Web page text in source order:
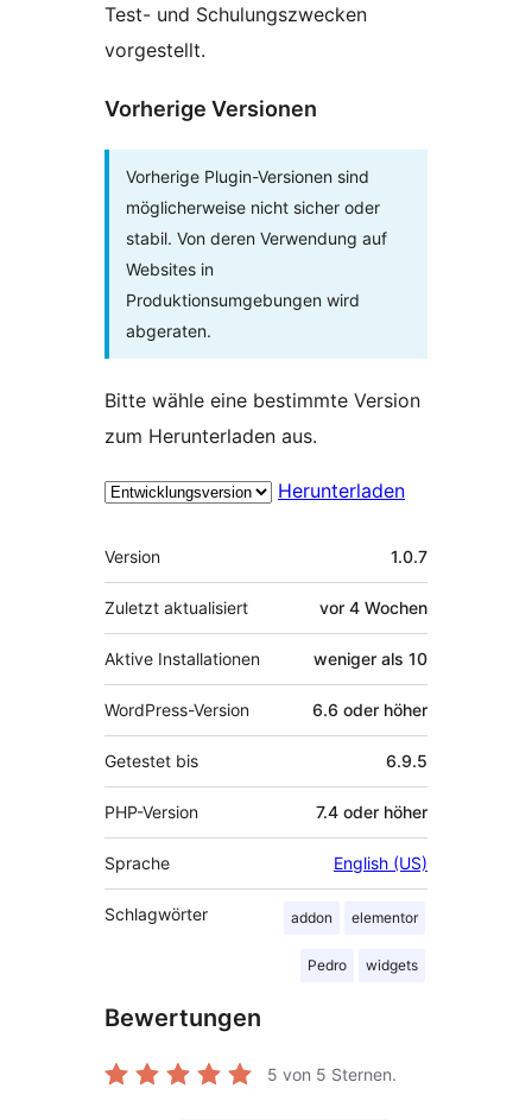
Test- und Schulungszwecken
vorgestellt.
Vorherige Versionen
Vorherige Plugin-Versionen sind
möglicherweise nicht sicher oder
stabil. Von deren Verwendung auf
Websites in
Produktionsumgebungen wird
abgeraten.
Bitte wähle eine bestimmte Version
zum Herunterladen aus.
Herunterladen
Meta
Version 1.0.7
Zuletzt aktualisiert vor 4 Wochen
Aktive Installationen weniger als 10
WordPress-Version 6.6 oder höher
Getestet bis 6.9.5
PHP-Version 7.4 oder höher
Sprache English (US)
Schlagwörter addon elementor
Pedro widgets
Bewertungen
5 von 5 Sternen.